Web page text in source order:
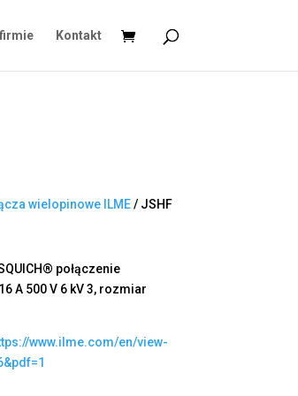
Kontakt
wielopinowe ILME/ JSHF
połączenie
A 500 V 6 kV 3, rozmiar
www.ilme.com/en/view-